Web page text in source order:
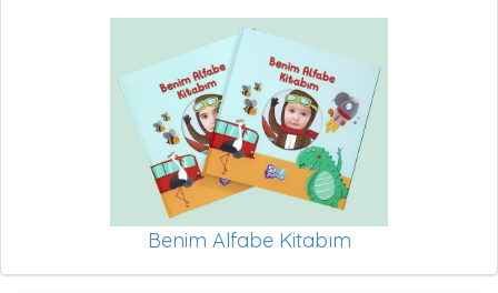
Benim Alfabe Kitabım